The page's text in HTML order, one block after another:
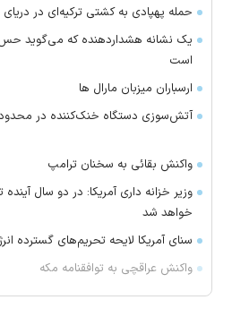
حمله پهپادی به کشتی ترکیه‌ای در دریای
یک نشانه هشداردهنده که می‌گوید
است
ارسباران میزبان مارال ها
آتش‌سوزی دستگاه خنک‌کننده در
واکنش بقائی به سخنان ترامپ
وزیر خزانه داری آمریکا: در دو سال
خواهد شد
سنای آمریکا لایحه تحریم‌های گسترده
واکنش عراقچی به توافقنامه مکه